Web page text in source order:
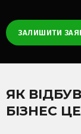
ЗАЛИШИТИ
ЯК
БІЗНЕС